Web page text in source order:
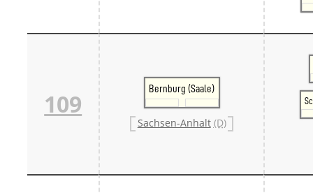
109
Bernburg (Saale)
Sachsen-Anhalt (D)